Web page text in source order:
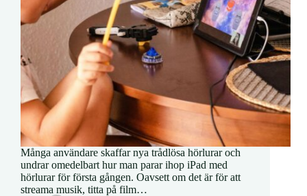
Många användare skaffar nya trådlösa hörlurar och
undrar omedelbart hur man parar ihop iPad med
hörlurar för första gången. Oavsett om det är för att
streama musik, titta på film…